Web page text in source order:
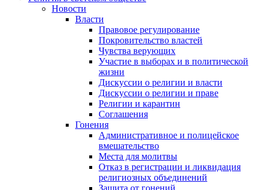
Новости
Власти
Правовое регулирование
Покровительство властей
Чувства верующих
Участие в выборах и в политической
жизни
Дискуссии о религии и власти
Дискуссии о религии и праве
Религии и карантин
Соглашения
Гонения
Административное и полицейское
вмешательство
Места для молитвы
Отказ в регистрации и ликвидация
религиозных объединений